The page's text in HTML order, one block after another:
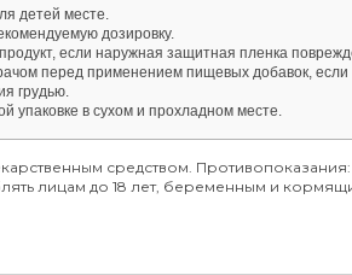
детей месте.
дозировку.
если наружная защитная пленка
перед применением пищевых добавок,
грудью.
упаковке в сухом и прохладном месте.
средством.
лицам до 18 лет, беременным и